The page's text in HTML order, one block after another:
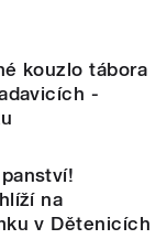
kouzlo tábora
-
na
v Dětenicích